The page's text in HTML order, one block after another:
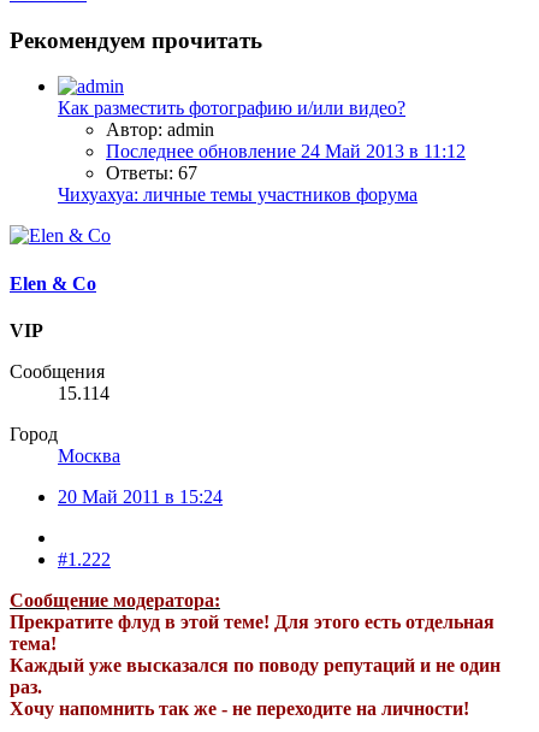
Рекомендуем прочитать
Как разместить фотографию и/или видео?
Автор: admin
Последнее обновление 24 Май 2013 в 11:12
Ответы: 67
Чихуахуа: личные темы участников форума
Elen & Co
VIP
Сообщения
15.114
Город
Москва
20 Май 2011 в 15:24
#1.222
Сообщение модератора:
Прекратите флуд в этой теме! Для этого есть отдельная
тема!
Каждый уже высказался по поводу репутаций и не один
раз.
Хочу напомнить так же - не переходите на личности!